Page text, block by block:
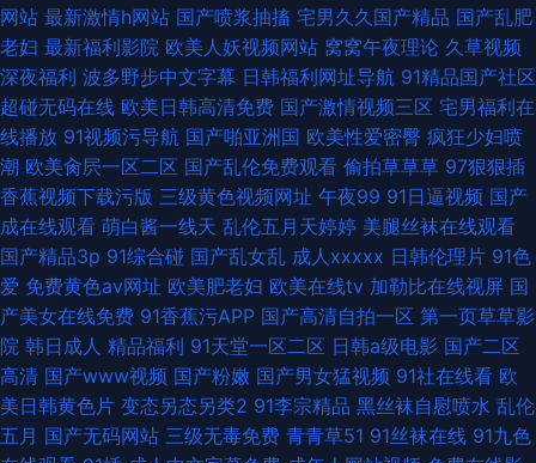
网站 最新激情h网站 国产喷浆抽搐 宅男久久国产精品 国产乱肥
老妇 最新福利影院 欧美人妖视频网站 窝窝午夜理论 久草视频
深夜福利 波多野步中文字幕 日韩福利网址导航 91精品国产社区
超碰无码在线 欧美日韩高清免费 国产激情视频三区 宅男福利在
线播放 91视频污导航 国产啪亚洲国 欧美性爱密臀 疯狂少妇喷
潮 欧美肏屄一区二区 国产乱伦免费观看 偷拍草草草 97狠狠插
香蕉视频下载污版 三级黄色视频网址 午夜99 91日逼视频 国产
成在线观看 萌白酱一线天 乱伦五月天婷婷 美腿丝袜在线观看
国产精品3p 91综合碰 国产乱女乱 成人xxxxx 日韩伦理片 91色
爱 免费黄色av网址 欧美肥老妇 欧美在线tv 加勒比在线视屏 国
产美女在线免费 91香蕉污APP 国产高清自拍一区 第一页草草影
院 韩日成人 精品福利 91天堂一区二区 日韩a级电影 国产二区
高清 国产www视频 国产粉嫩 国产男女猛视频 91社在线看 欧
美日韩黄色片 变态另态另类2 91李宗精品 黑丝袜自慰喷水 乱伦
五月 国产无码网站 三级无毒免费 青青草51 91丝袜在线 91九色